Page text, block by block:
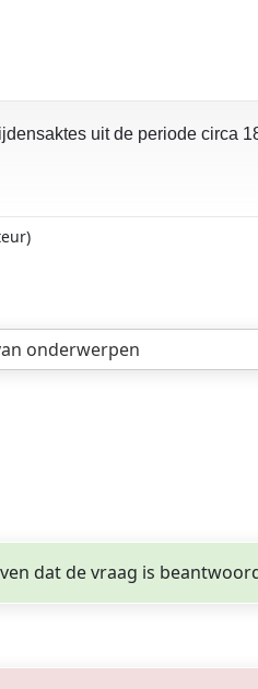
uit de periode circa
onderwerpen
dat de vraag is